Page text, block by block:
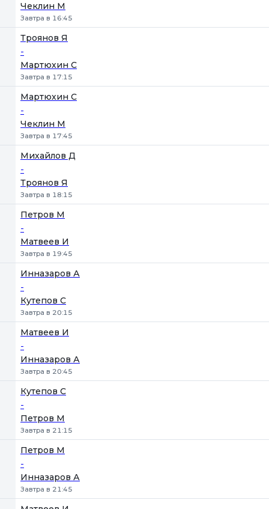
Чеклин М
Завтра в 16:45
Троянов Я
-
Мартюхин С
Завтра в 17:15
Мартюхин С
-
Чеклин М
Завтра в 17:45
Михайлов Д
-
Троянов Я
Завтра в 18:15
Петров М
-
Матвеев И
Завтра в 19:45
Инназаров А
-
Кутепов С
Завтра в 20:15
Матвеев И
-
Инназаров А
Завтра в 20:45
Кутепов С
-
Петров М
Завтра в 21:15
Петров М
-
Инназаров А
Завтра в 21:45